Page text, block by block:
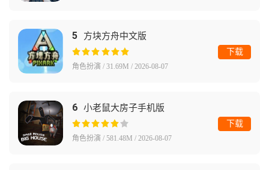
5 方块方舟中文版
角色扮演 / 31.69M / 2026-08-07
下载
6 小老鼠大房子手机版
角色扮演 / 581.48M / 2026-08-07
下载